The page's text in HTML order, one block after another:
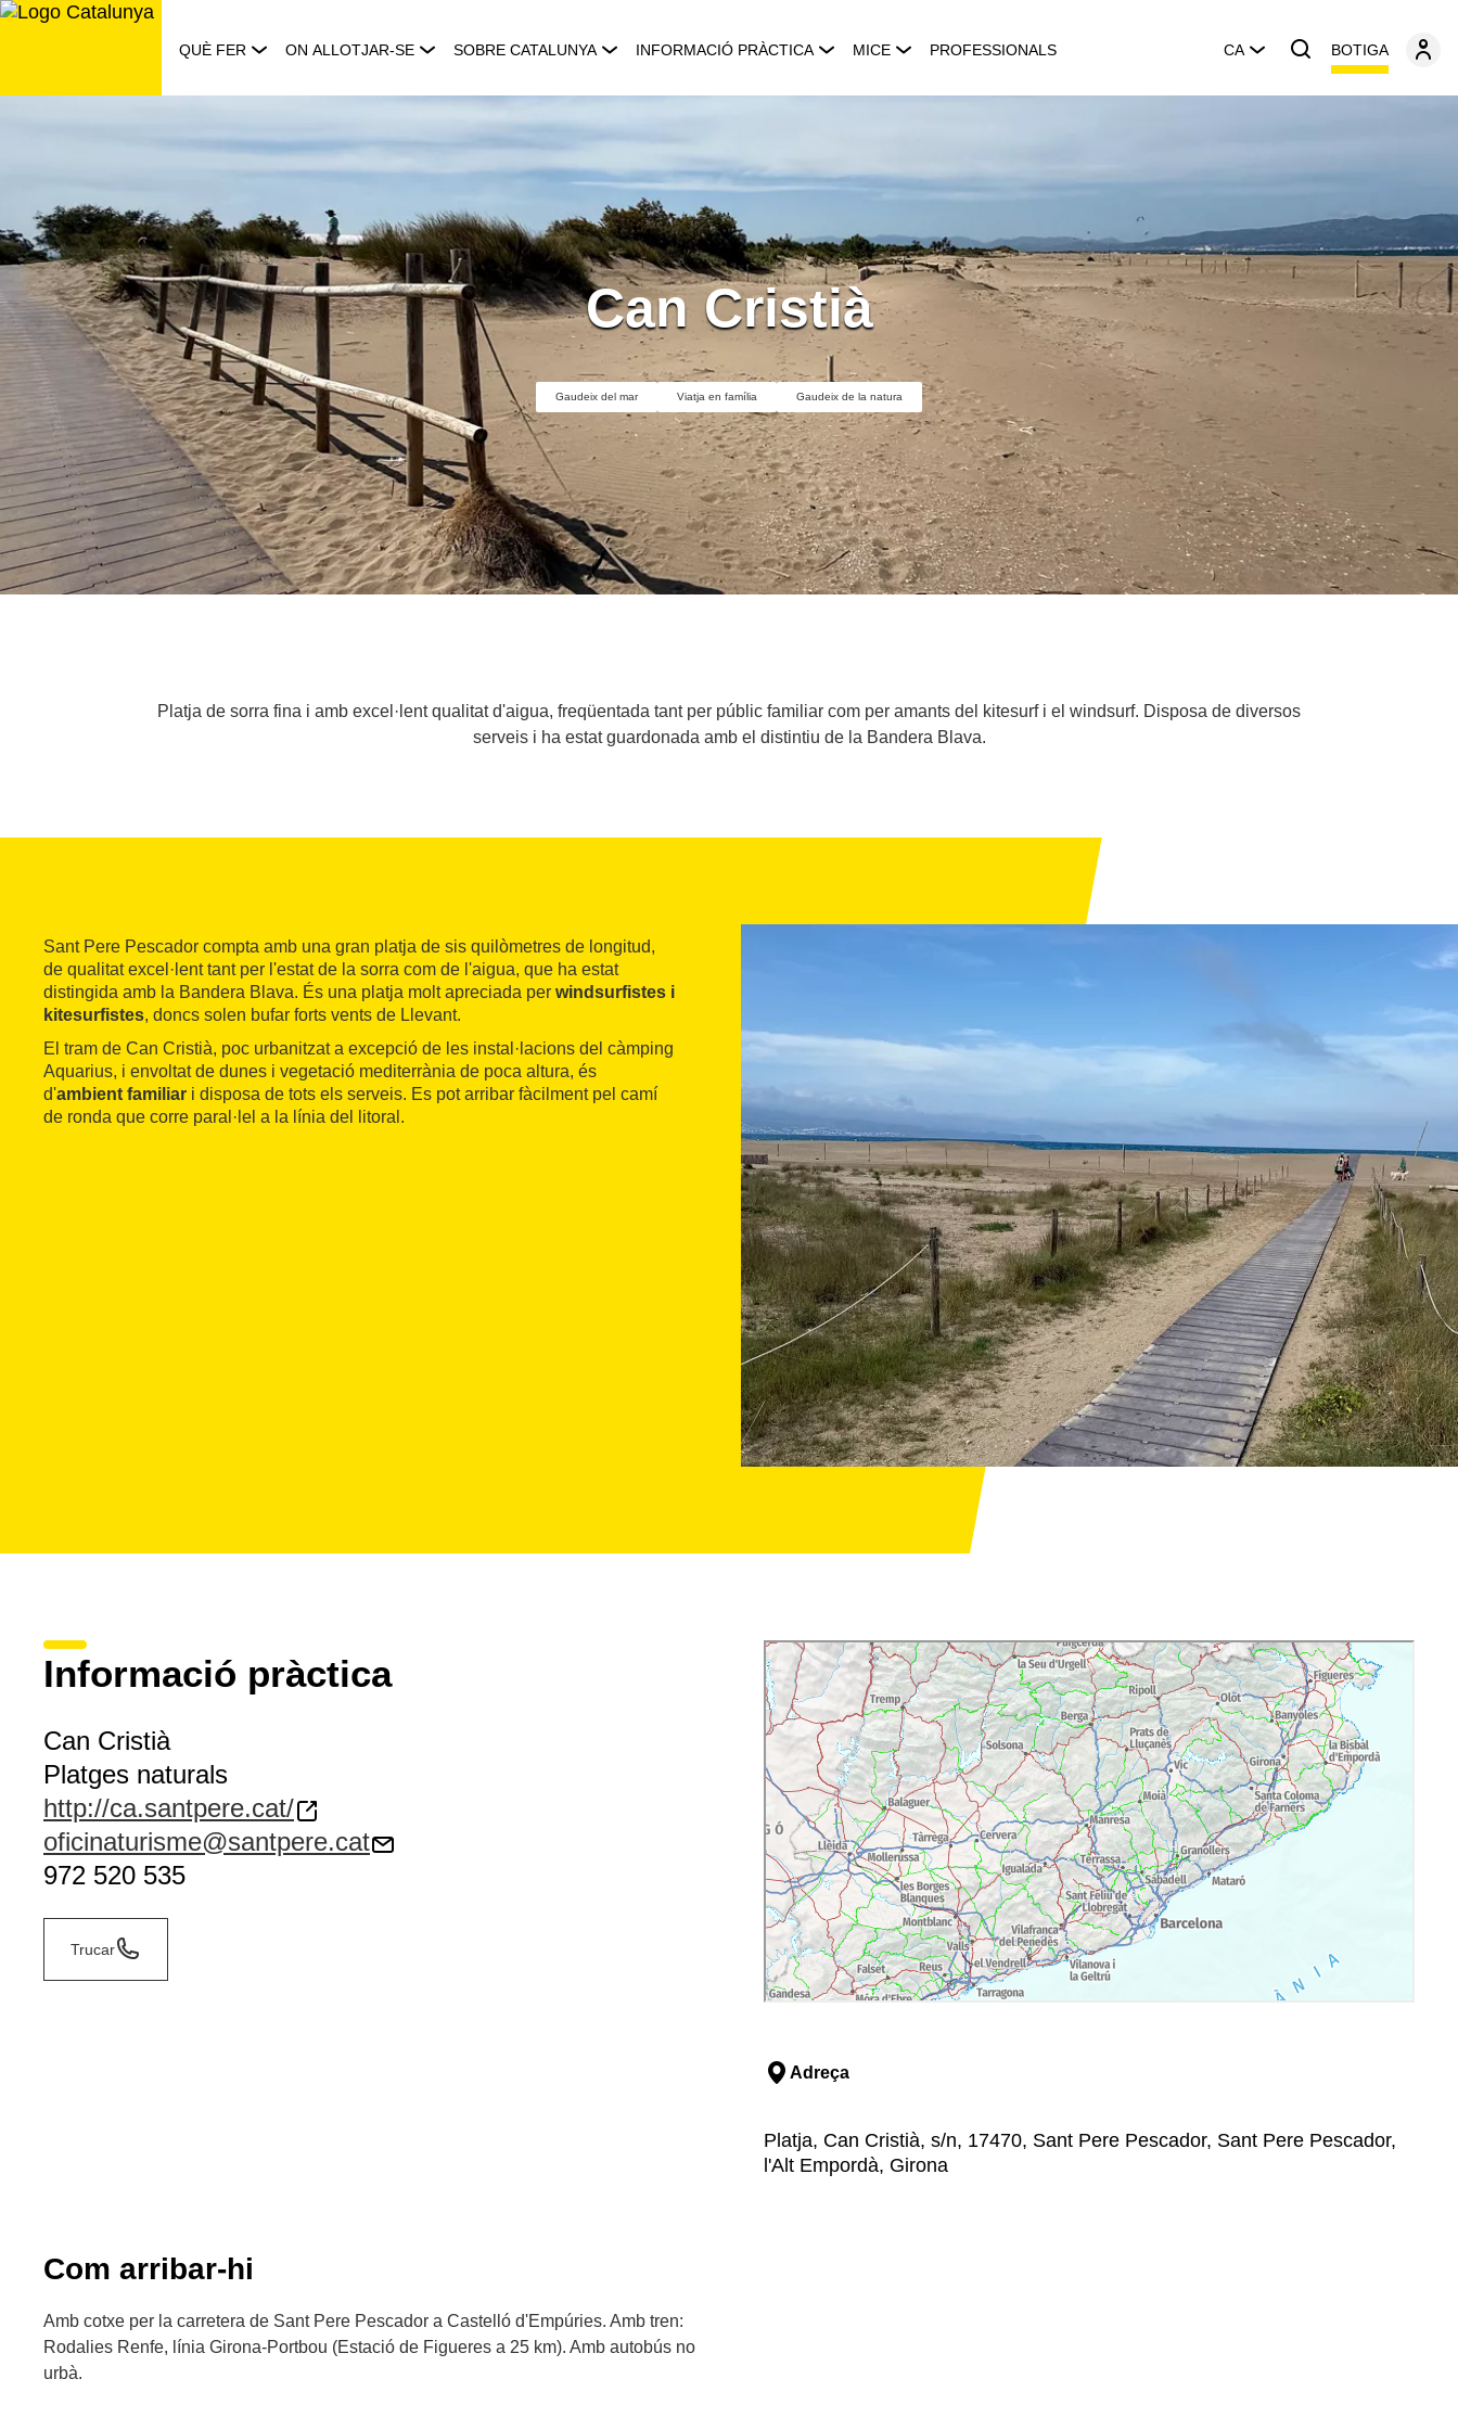
Saltar
QUÈ FER ON ALLOTJAR-SE SOBRE CATALUNYA INFORMACIÓ PRÀCTICA MICE PROFESSIONALS CA BOTIGA
Can Cristià
Gaudeix del mar Viatja en família Gaudeix de la natura
Platja de sorra fina i amb excel·lent qualitat d'aigua, freqüentada tant per públic familiar com per amants del kitesurf i el windsurf. Disposa de diversos
serveis i ha estat guardonada amb el distintiu de la Bandera Blava.
Sant Pere Pescador compta amb una gran platja de sis quilòmetres de longitud,
de qualitat excel·lent tant per l'estat de la sorra com de l'aigua, que ha estat
distingida amb la Bandera Blava. És una platja molt apreciada per windsurfistes i
kitesurfistes, doncs solen bufar forts vents de Llevant.
El tram de Can Cristià, poc urbanitzat a excepció de les instal·lacions del càmping
Aquarius, i envoltat de dunes i vegetació mediterrània de poca altura, és
d'ambient familiar i disposa de tots els serveis. Es pot arribar fàcilment pel camí
de ronda que corre paral·lel a la línia del litoral.
Informació pràctica
Can Cristià
Platges naturals
http://ca.santpere.cat/
oficinaturisme@santpere.cat
972 520 535
Trucar
Adreça
Platja, Can Cristià, s/n, 17470, Sant Pere Pescador, Sant Pere Pescador,
l'Alt Empordà, Girona
Com arribar-hi
Amb cotxe per la carretera de Sant Pere Pescador a Castelló d'Empúries. Amb tren:
Rodalies Renfe, línia Girona-Portbou (Estació de Figueres a 25 km). Amb autobús no
urbà.